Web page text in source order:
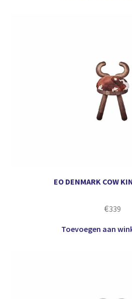
EO DENMARK COW
€339
Toevoegen aan